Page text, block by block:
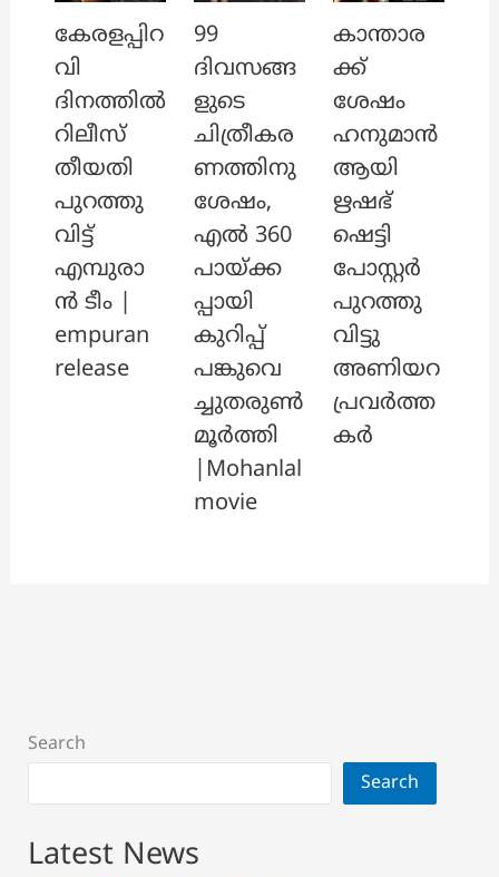
കേരളപ്പിറ
വി
ദിനത്തിൽ
റിലീസ്
തീയതി
പുറത്തു
വിട്ട്
എമ്പുരാ
ൻ ടീം |
empuran
release
99
ദിവസങ്ങ
ളുടെ
ചിത്രീകര
ണത്തിനു
ശേഷം,
എൽ 360
പായ്ക്ക
പ്പായി
കുറിപ്പ്
പങ്കുവെ
ച്ചുതരുൺ
മൂർത്തി
|Mohanlal
movie
കാന്താര
ക്ക്
ശേഷം
ഹനുമാൻ
ആയി
ഋഷഭ്
ഷെട്ടി
പോസ്റ്റർ
പുറത്തു
വിട്ടു
അണിയറ
പ്രവർത്ത
കർ
Search
Search
Latest News